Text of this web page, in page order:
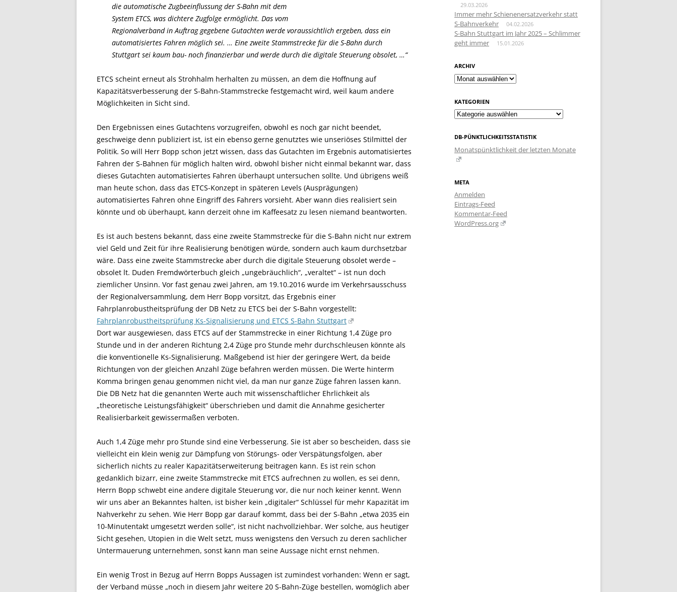
die automatische Zugbeeinflussung der S-Bahn mit dem
System ETCS, was dichtere Zugfolge ermöglicht. Das vom
Regionalverband in Auftrag gegebene Gutachten werde voraussichtlich ergeben, dass ein
automatisiertes Fahren möglich sei. … Eine zweite Stammstrecke für die S-Bahn durch
Stuttgart sei kaum bau- noch finanzierbar und werde durch die digitale Steuerung obsolet, …“
ETCS scheint erneut als Strohhalm herhalten zu müssen, an dem die Hoffnung auf
Kapazitätsverbesserung der S-Bahn-Stammstrecke festgemacht wird, weil kaum andere
Möglichkeiten in Sicht sind.
Den Ergebnissen eines Gutachtens vorzugreifen, obwohl es noch gar nicht beendet,
geschweige denn publiziert ist, ist ein ebenso gerne genutztes wie unseriöses Stilmittel der
Politik. So will Herr Bopp schon jetzt wissen, dass das Gutachten im Ergebnis automatisiertes
Fahren der S-Bahnen für möglich halten wird, obwohl bisher nicht einmal bekannt war, dass
dieses Gutachten automatisiertes Fahren überhaupt untersuchen sollte. Und übrigens weiß
man heute schon, dass das ETCS-Konzept in späteren Levels (Ausprägungen)
automatisiertes Fahren ohne Eingriff des Fahrers vorsieht. Aber wann dies realisiert sein
könnte und ob überhaupt, kann derzeit ohne im Kaffeesatz zu lesen niemand beantworten.
Es ist auch bestens bekannt, dass eine zweite Stammstrecke für die S-Bahn nicht nur extrem
viel Geld und Zeit für ihre Realisierung benötigen würde, sondern auch kaum durchsetzbar
wäre. Dass eine zweite Stammstrecke aber durch die digitale Steuerung obsolet werde –
obsolet lt. Duden Fremdwörterbuch gleich „ungebräuchlich“, „veraltet“ – ist nun doch
ziemlicher Unsinn. Vor fast genau zwei Jahren, am 19.10.2016 wurde im Verkehrsausschuss
der Regionalversammlung, dem Herr Bopp vorsitzt, das Ergebnis einer
Fahrplanrobustheitsprüfung der DB Netz zu ETCS bei der S-Bahn vorgestellt:
Fahrplanrobustheitsprüfung Ks-Signalisierung und ETCS S-Bahn Stuttgart
Dort war ausgewiesen, dass ETCS auf der Stammstrecke in einer Richtung 1,4 Züge pro
Stunde und in der anderen Richtung 2,4 Züge pro Stunde mehr durchschleusen könnte als
die konventionelle Ks-Signalisierung. Maßgebend ist hier der geringere Wert, da beide
Richtungen von der gleichen Anzahl Züge befahren werden müssen. Die Werte hinterm
Komma bringen genau genommen nicht viel, da man nur ganze Züge fahren lassen kann.
Die DB Netz hat die genannten Werte auch mit wissenschaftlicher Ehrlichkeit als
„theoretische Leistungsfähigkeit“ überschrieben und damit die Annahme gesicherter
Realisierbarkeit gewissermaßen verboten.
Auch 1,4 Züge mehr pro Stunde sind eine Verbesserung. Sie ist aber so bescheiden, dass sie
vielleicht ein klein wenig zur Dämpfung von Störungs- oder Verspätungsfolgen, aber
sicherlich nichts zu realer Kapazitätserweiterung beitragen kann. Es ist rein schon
gedanklich bizarr, eine zweite Stammstrecke mit ETCS aufrechnen zu wollen, es sei denn,
Herrn Bopp schwebt eine andere digitale Steuerung vor, die nur noch keiner kennt. Wenn
wir uns aber an Bekanntes halten, ist bisher kein „digitaler“ Schlüssel für mehr Kapazität im
Nahverkehr zu sehen. Wie Herr Bopp gar darauf kommt, dass bei der S-Bahn „etwa 2035 ein
10-Minutentakt umgesetzt werden solle“, ist nicht nachvollziehbar. Wer solche, aus heutiger
Sicht gesehen, Utopien in die Welt setzt, muss wenigstens den Versuch zu deren sachlicher
Untermauerung unternehmen, sonst kann man seine Aussage nicht ernst nehmen.
Ein wenig Trost in Bezug auf Herrn Bopps Aussagen ist zumindest vorhanden: Wenn er sagt,
der Verband müsse „noch in diesem Jahr weitere 20 S-Bahn-Züge bestellen, womöglich aber
29.03.2026
Immer mehr Schienenersatzverkehr statt
S-Bahnverkehr
04.02.2026
S-Bahn Stuttgart im Jahr 2025 – Schlimmer
geht immer
15.01.2026
ARCHIV
Archiv
KATEGORIEN
Kategorien
DB-PÜNKTLICHKEITSSTATISTIK
Monatspünktlichkeit der letzten Monate
META
Anmelden
Eintrags-Feed
Kommentar-Feed
WordPress.org